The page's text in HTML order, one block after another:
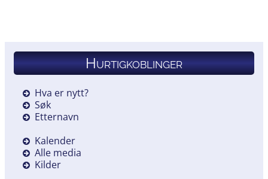
Hurtigkoblinger
Hva er nytt?
Søk
Etternavn
Kalender
Alle media
Kilder